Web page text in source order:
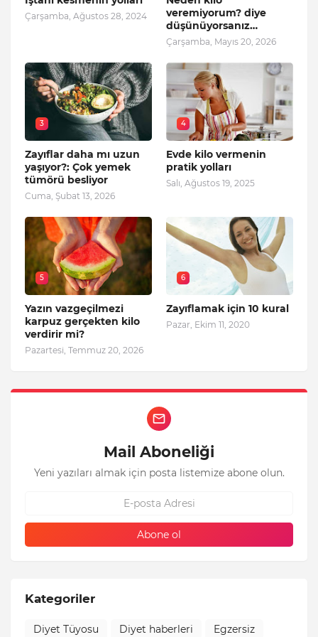
Çarşamba, Ağustos 28, 2024
veremiyorum? diye
düşünüyorsanız…
Çarşamba, Mayıs 20, 2026
3
Zayıflar daha mı uzun
yaşıyor?: Çok yemek
tümörü besliyor
Cuma, Şubat 13, 2026
4
Evde kilo vermenin
pratik yolları
Salı, Ağustos 19, 2025
5
Yazın vazgeçilmezi
karpuz gerçekten kilo
verdirir mi?
Pazartesi, Temmuz 20, 2026
6
Zayıflamak için 10 kural
Pazar, Ekim 11, 2020
Mail Aboneliği
Yeni yazıları almak için posta listemize abone olun.
Kategoriler
Diyet Tüyosu Diyet haberleri Egzersiz